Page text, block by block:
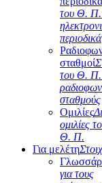
του Θ. Π.
περιοδικά
σταθμοί
του Θ. Π.
σταθμούς
Ομιλίες
ομιλίες
Θ. Π.
Για μελέτη
για τους